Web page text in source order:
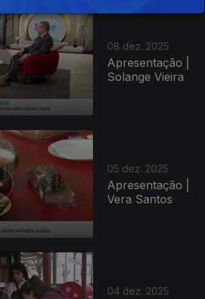
08 dez. 2025
Apresentação |
Solange Vieira
05 dez. 2025
Apresentação |
Vera Santos
04 dez. 2025